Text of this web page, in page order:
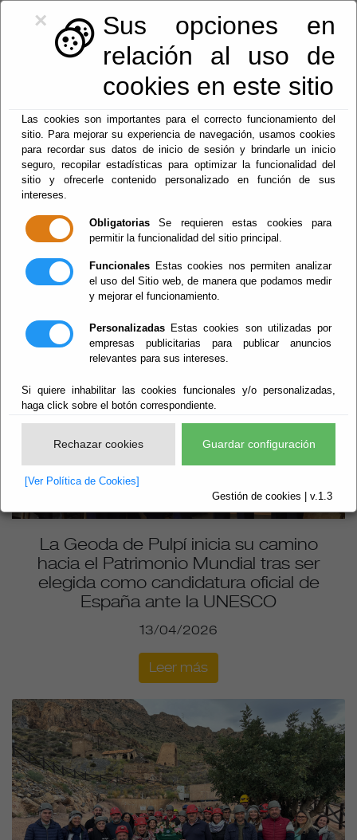
×
Sus opciones en
relación al uso de
cookies en este sitio
Las cookies son importantes para el correcto funcionamiento del
sitio. Para mejorar su experiencia de navegación, usamos cookies
para recordar sus datos de inicio de sesión y brindarle un inicio
seguro, recopilar estadísticas para optimizar la funcionalidad del
sitio y ofrecerle contenido personalizado en función de sus
intereses.
Obligatorias Se requieren estas cookies para
permitir la funcionalidad del sitio principal.
Funcionales Estas cookies nos permiten analizar
el uso del Sitio web, de manera que podamos medir
y mejorar el funcionamiento.
Personalizadas Estas cookies son utilizadas por
empresas publicitarias para publicar anuncios
relevantes para sus intereses.
Si quiere inhabilitar las cookies funcionales y/o personalizadas,
haga click sobre el botón correspondiente.
Rechazar cookies Guardar configuración
[Ver Política de Cookies]
Gestión de cookies | v.1.3
ÚltimasNoticias
Actualidad
La Geoda de Pulpí inicia su camino
hacia el Patrimonio Mundial tras ser
elegida como candidatura oficial de
España ante la UNESCO
13/04/2026
Leer más